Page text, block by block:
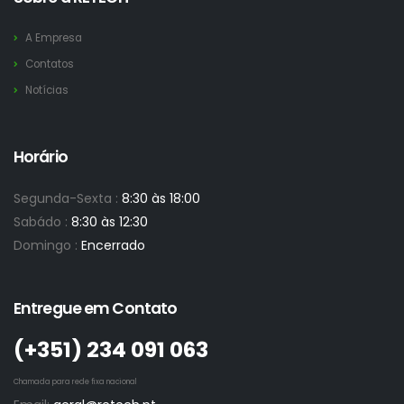
A Empresa
Contatos
Notícias
Horário
Segunda-Sexta : 8:30 às 18:00
Sabádo : 8:30 às 12:30
Domingo : Encerrado
Entregue em Contato
(+351)­ 234 091 063
Chamada para rede fixa nacional